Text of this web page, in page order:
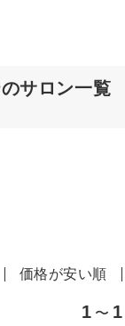
サロン一覧
価格が安い順
1 〜 1